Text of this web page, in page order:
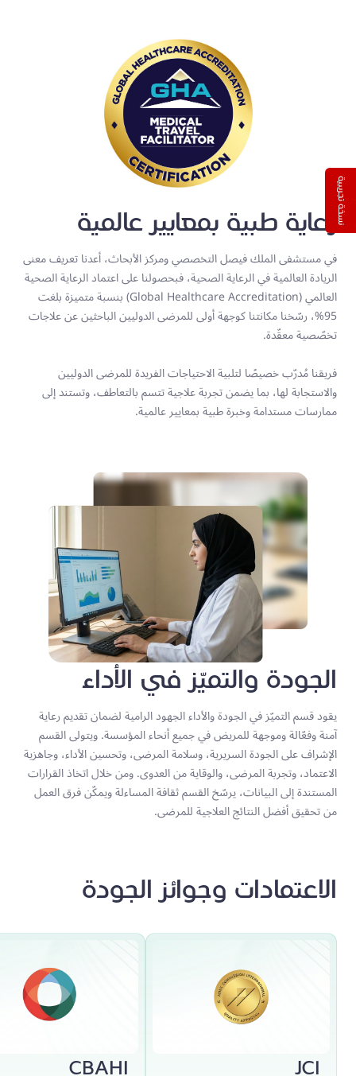
رعاية طبية بمعايير عالمية
في مستشفى الملك فيصل التخصصي ومركز الأبحاث، أعدنا تعريف معنى
الريادة العالمية في الرعاية الصحية، فبحصولنا على اعتماد الرعاية الصحية
العالمي (Global Healthcare Accreditation) بنسبة متميزة بلغت
95%، رسّخنا مكانتنا كوجهة أولى للمرضى الدوليين الباحثين عن علاجات
تخصّصية معقّدة.
فريقنا مُدرّب خصيصًا لتلبية الاحتياجات الفريدة للمرضى الدوليين
والاستجابة لها، بما يضمن تجربة علاجية تتسم بالتعاطف، وتستند إلى
ممارسات مستدامة وخبرة طبية بمعايير عالمية.
الجودة والتميّز في الأداء
يقود قسم التميّز في الجودة والأداء الجهود الرامية لضمان تقديم رعاية
آمنة وفعّالة وموجهة للمريض في جميع أنحاء المؤسسة. ويتولى القسم
الإشراف على الجودة السريرية، وسلامة المرضى، وتحسين الأداء، وجاهزية
الاعتماد، وتجربة المرضى، والوقاية من العدوى. ومن خلال اتخاذ القرارات
المستندة إلى البيانات، يرسّخ القسم ثقافة المساءلة ويمكّن فرق العمل
من تحقيق أفضل النتائج العلاجية للمرضى.
الاعتمادات وجوائز الجودة
JCI
CBAHI
نسخة تجريبية